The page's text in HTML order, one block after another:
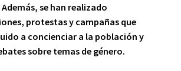
se han realizado
protestas y campañas que
a concienciar a la población y
sobre temas de género.